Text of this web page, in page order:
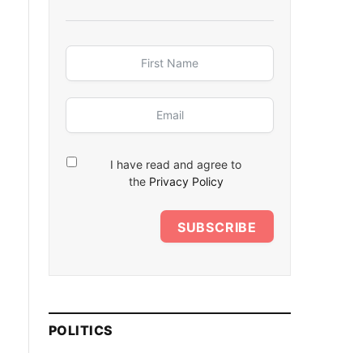
I have read and agree to
the Privacy Policy
SUBSCRIBE
POLITICS